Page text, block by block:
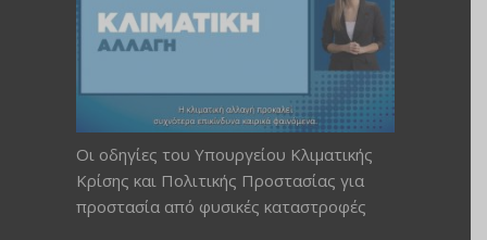
Οι οδηγίες του Υπουργείου Κλιματικής
Κρίσης και Πολιτικής Προστασίας για
προστασία από φυσικές καταστροφές